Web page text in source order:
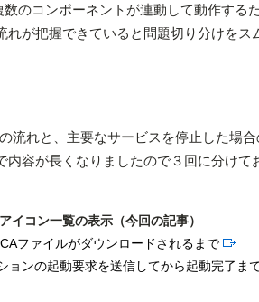
のコンポーネントが連動して動作する
が把握できていると問題切り分けをス
流れと、主要なサービスを停止した場
容が長くなりましたので３回に分けて
コン一覧の表示（今回の記事）
ファイルがダウンロードされるまで
ョンの起動要求を送信してから起動完了ま